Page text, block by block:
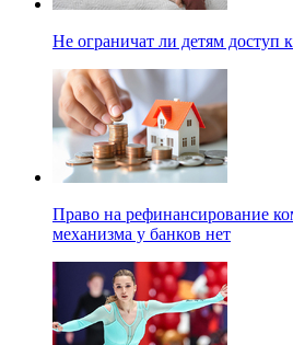
Не ограничат ли детям доступ
Право на рефинансирование
механизма у банков нет